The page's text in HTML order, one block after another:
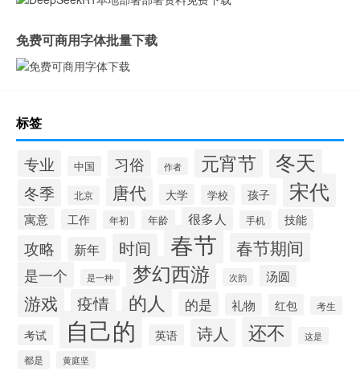
免费可商用字体批量下载
标签
专业 中国 习俗 作者 元宵节 冬天
冬季 北京 唐代 大学 学校 孩子 宋代
寓意 工作 年初 年龄 很多人 手机 技能
攻略 新年 时间 春节 春节期间
是一个 是一种 梦幻西游 次韵 汤圆
游戏 疫情 的人 的是 礼物 红包 考生
考试 自己的 英语 诗人 还不 这是
都是 黄庭坚